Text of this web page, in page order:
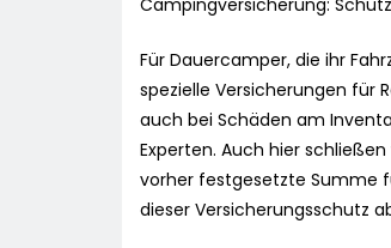
Campingversicherung:
Für Dauercamper, die ihr
spezielle Versicherungen für
auch bei Schäden am
Experten. Auch hier
vorher festgesetzte Summe
dieser Versicherungsschutz